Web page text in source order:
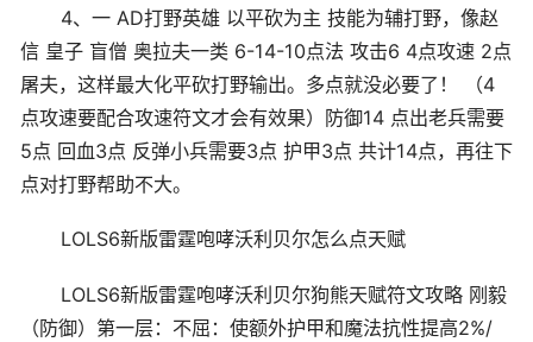
4、一 AD打野英雄 以平砍为主 技能为辅打野，像赵
信 皇子 盲僧 奥拉夫一类 6-14-10点法 攻击6 4点攻速 2点
屠夫，这样最大化平砍打野输出。多点就没必要了！ （4
点攻速要配合攻速符文才会有效果）防御14 点出老兵需要
5点 回血3点 反弹小兵需要3点 护甲3点 共计14点，再往下
点对打野帮助不大。
LOLS6新版雷霆咆哮沃利贝尔怎么点天赋
LOLS6新版雷霆咆哮沃利贝尔狗熊天赋符文攻略 刚毅
（防御）第一层：不屈：使额外护甲和魔法抗性提高2%/